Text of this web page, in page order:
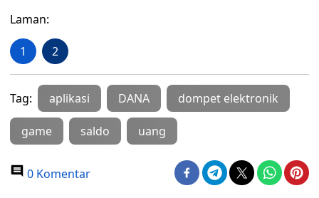
Laman:
1 2
Tag: aplikasi DANA dompet elektronik
game saldo uang
0 Komentar